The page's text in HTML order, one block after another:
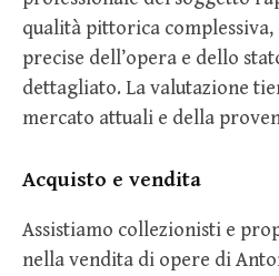
qualità pittorica
precise dell’opera e dello
dettagliato. La valutazione
mercato attuali e della
Acquisto e vendita
Assistiamo collezionisti e
nella vendita di opere di